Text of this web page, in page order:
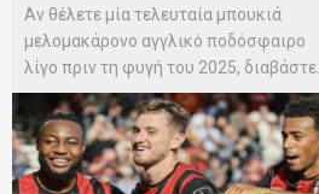
Αν θέλετε μία τελευταία μπουκιά
μελομακάρονο αγγλικό ποδόσφαιρο
λίγο πριν τη φυγή του 2025, διαβάστε...